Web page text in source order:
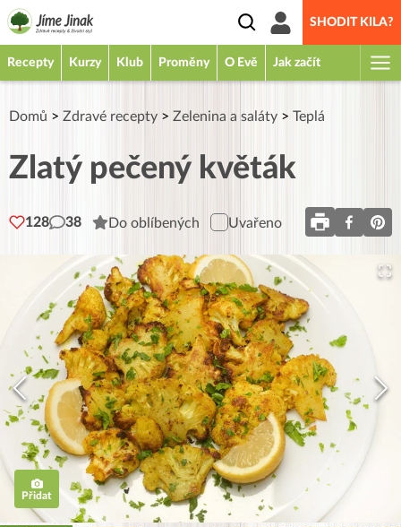
SHODIT KILA?
Recepty Kurzy Klub Proměny O Evě Jak začít
Domů > Zdravé recepty > Zelenina a saláty > Teplá
Zlatý pečený květák
128 38 Do oblíbených Uvařeno
Přidat